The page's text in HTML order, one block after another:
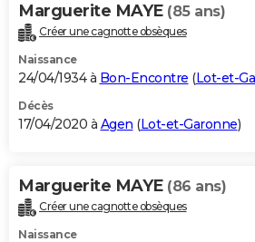
Marguerite MAYE (85 ans)
Créer une cagnotte obsèques
Naissance
24/04/1934 à Bon-Encontre (Lot-et-
Décès
17/04/2020 à Agen (Lot-et-Garonne)
Marguerite MAYE (86 ans)
Créer une cagnotte obsèques
Naissance